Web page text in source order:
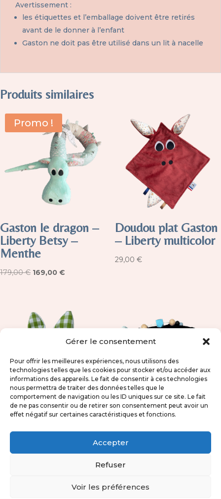
Gérer le consentement
Pour offrir les meilleures expériences, nous utilisons des
technologies telles que les cookies pour stocker et/ou accéder aux
informations des appareils. Le fait de consentir à ces technologies
nous permettra de traiter des données telles que le
comportement de navigation ou les ID uniques sur ce site. Le fait
de ne pas consentir ou de retirer son consentement peut avoir un
effet négatif sur certaines caractéristiques et fonctions.
Accepter
Refuser
Voir les préférences
Avertissement :
les étiquettes et l’emballage doivent être retirés
avant de le donner à l’enfant
Gaston ne doit pas être utilisé dans un lit à nacelle
Produits similaires
Promo !
Gaston le dragon –
Liberty Betsy –
Menthe
179,00€ Le
était :
179,00 €.
169,00 €
est :
169,00 €.
Doudou plat Gaston
– Liberty multicolor
29,00 €
sensorielle – Pâques
– Vert
sensoriel – Poisson-
lune
49,00